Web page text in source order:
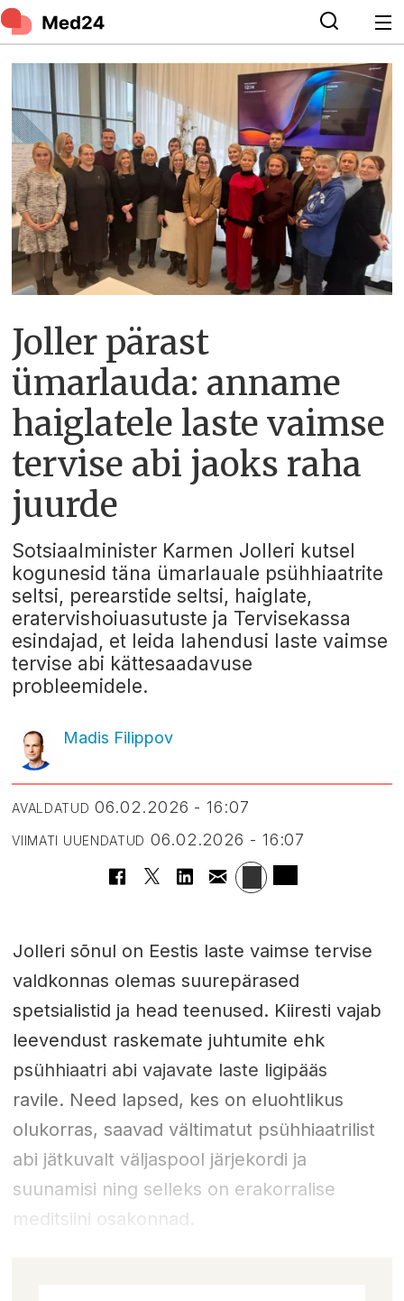
Joller pärast
ümarlauda: anname
haiglatele laste vaimse
tervise abi jaoks raha
juurde
Sotsiaalminister Karmen Jolleri kutsel
kogunesid täna ümarlauale psühhiaatrite
seltsi, perearstide seltsi, haiglate,
eratervishoiuasutuste ja Tervisekassa
esindajad, et leida lahendusi laste vaimse
tervise abi kättesaadavuse
probleemidele.
Madis Filippov
AVALDATUD 06.02.2026 - 16:07
VIIMATI UUENDATUD 06.02.2026 - 16:07
Jolleri sõnul on Eestis laste vaimse tervise
valdkonnas olemas suurepärased
spetsialistid ja head teenused. Kiiresti vajab
leevendust raskemate juhtumite ehk
psühhiaatri abi vajavate laste ligipääs
ravile. Need lapsed, kes on eluohtlikus
olukorras, saavad vältimatut psühhiaatrilist
abi jätkuvalt väljaspool järjekordi ja
suunamisi ning selleks on erakorralise
meditsiini osakonnad.